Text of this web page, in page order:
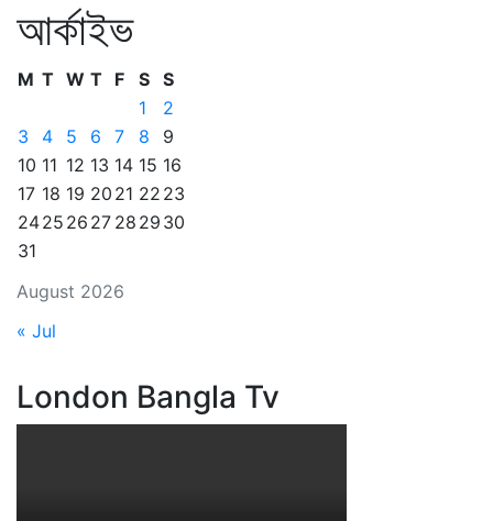
আর্কাইভ
August 2026
M T W T F S S
1
2
3
4 5 6 7 8
9
10 11 12 13 14 15 16
17 18 19 20 21 22 23
2425 26 27 28 29 30
31
« Jul
London Bangla Tv